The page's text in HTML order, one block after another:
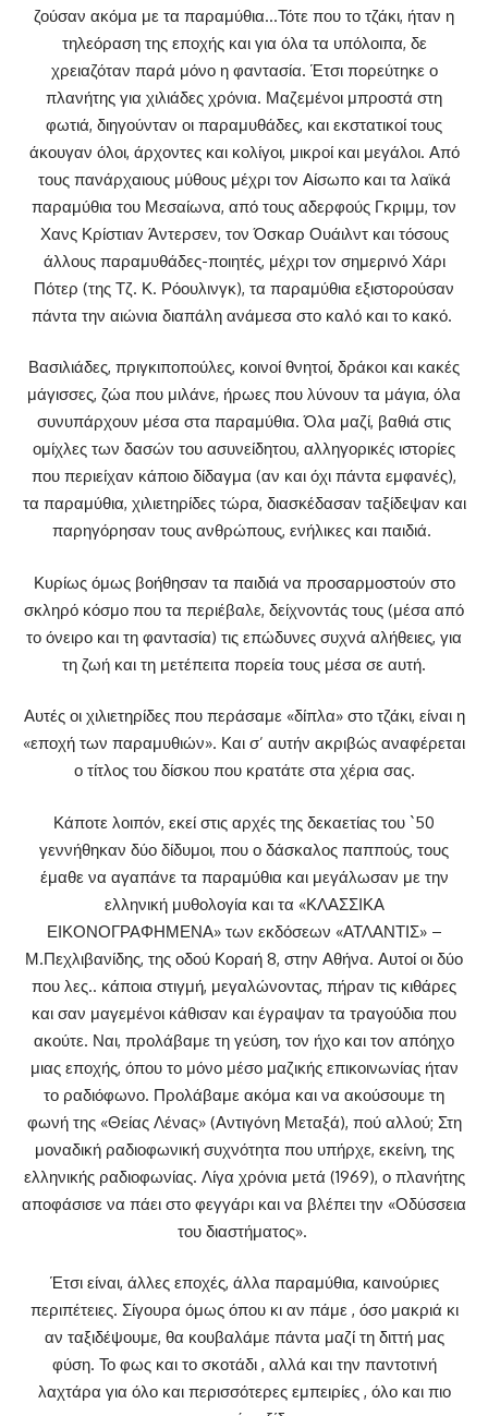
ζούσαν ακόμα με τα παραμύθια…Τότε που το τζάκι, ήταν η
τηλεόραση της εποχής και για όλα τα υπόλοιπα, δε
χρειαζόταν παρά μόνο η φαντασία. Έτσι πορεύτηκε ο
πλανήτης για χιλιάδες χρόνια. Μαζεμένοι μπροστά στη
φωτιά, διηγούνταν οι παραμυθάδες, και εκστατικοί τους
άκουγαν όλοι, άρχοντες και κολίγοι, μικροί και μεγάλοι. Από
τους πανάρχαιους μύθους μέχρι τον Αίσωπο και τα λαϊκά
παραμύθια του Μεσαίωνα, από τους αδερφούς Γκριμμ, τον
Χανς Κρίστιαν Άντερσεν, τον Όσκαρ Ουάιλντ και τόσους
άλλους παραμυθάδες-ποιητές, μέχρι τον σημερινό Χάρι
Πότερ (της Τζ. Κ. Ρόουλινγκ), τα παραμύθια εξιστορούσαν
πάντα την αιώνια διαπάλη ανάμεσα στο καλό και το κακό.
Βασιλιάδες, πριγκιποπούλες, κοινοί θνητοί, δράκοι και κακές
μάγισσες, ζώα που μιλάνε, ήρωες που λύνουν τα μάγια, όλα
συνυπάρχουν μέσα στα παραμύθια. Όλα μαζί, βαθιά στις
ομίχλες των δασών του ασυνείδητου, αλληγορικές ιστορίες
που περιείχαν κάποιο δίδαγμα (αν και όχι πάντα εμφανές),
τα παραμύθια, χιλιετηρίδες τώρα, διασκέδασαν ταξίδεψαν και
παρηγόρησαν τους ανθρώπους, ενήλικες και παιδιά.
Κυρίως όμως βοήθησαν τα παιδιά να προσαρμοστούν στο
σκληρό κόσμο που τα περιέβαλε, δείχνοντάς τους (μέσα από
το όνειρο και τη φαντασία) τις επώδυνες συχνά αλήθειες, για
τη ζωή και τη μετέπειτα πορεία τους μέσα σε αυτή.
Αυτές οι χιλιετηρίδες που περάσαμε «δίπλα» στο τζάκι, είναι η
«εποχή των παραμυθιών». Και σ’ αυτήν ακριβώς αναφέρεται
ο τίτλος του δίσκου που κρατάτε στα χέρια σας.
Κάποτε λοιπόν, εκεί στις αρχές της δεκαετίας του `50
γεννήθηκαν δύο δίδυμοι, που ο δάσκαλος παππούς, τους
έμαθε να αγαπάνε τα παραμύθια και μεγάλωσαν με την
ελληνική μυθολογία και τα «ΚΛΑΣΣΙΚΑ
ΕΙΚΟΝΟΓΡΑΦΗΜΕΝΑ» των εκδόσεων «ΑΤΛΑΝΤΙΣ» –
Μ.Πεχλιβανίδης, της οδού Κοραή 8, στην Αθήνα. Αυτοί οι δύο
που λες.. κάποια στιγμή, μεγαλώνοντας, πήραν τις κιθάρες
και σαν μαγεμένοι κάθισαν και έγραψαν τα τραγούδια που
ακούτε. Ναι, προλάβαμε τη γεύση, τον ήχο και τον απόηχο
μιας εποχής, όπου το μόνο μέσο μαζικής επικοινωνίας ήταν
το ραδιόφωνο. Προλάβαμε ακόμα και να ακούσουμε τη
φωνή της «Θείας Λένας» (Αντιγόνη Μεταξά), πού αλλού; Στη
μοναδική ραδιοφωνική συχνότητα που υπήρχε, εκείνη, της
ελληνικής ραδιοφωνίας. Λίγα χρόνια μετά (1969), ο πλανήτης
αποφάσισε να πάει στο φεγγάρι και να βλέπει την «Οδύσσεια
του διαστήματος».
Έτσι είναι, άλλες εποχές, άλλα παραμύθια, καινούριες
περιπέτειες. Σίγουρα όμως όπου κι αν πάμε , όσο μακριά κι
αν ταξιδέψουμε, θα κουβαλάμε πάντα μαζί τη διττή μας
φύση. Το φως και το σκοτάδι , αλλά και την παντοτινή
λαχτάρα για όλο και περισσότερες εμπειρίες , όλο και πιο